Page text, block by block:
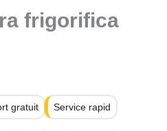
frigorifica
gratuit Service rapid